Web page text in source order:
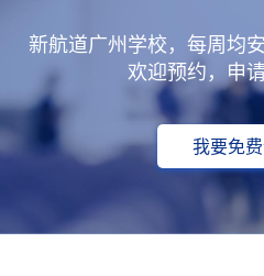
新航道广州学校，每周均
欢迎预约，申
我要免